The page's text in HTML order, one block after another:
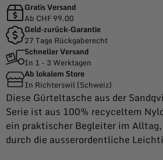
Gratis Versand
Ab CHF 99.00
Geld-zurück-Garantie
27 Tage Rückgaberecht
Schneller Versand
In 1 - 3 Werktagen
Ab lokalem Store
In Richterswil (Schweiz)
Diese Gürteltasche aus der
Serie ist aus 100% recyceltem
ein praktischer Begleiter im
durch die ausserordentliche